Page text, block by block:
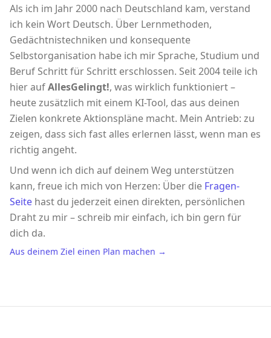
Als ich im Jahr 2000 nach Deutschland kam, verstand
ich kein Wort Deutsch. Über Lernmethoden,
Gedächtnistechniken und konsequente
Selbstorganisation habe ich mir Sprache, Studium und
Beruf Schritt für Schritt erschlossen. Seit 2004 teile ich
hier aufAllesGelingt!, was wirklich funktioniert –
heute zusätzlich mit einem KI-Tool, das aus deinen
Zielen konkrete Aktionspläne macht. Mein Antrieb: zu
zeigen, dass sich fast alles erlernen lässt, wenn man es
richtig angeht.
Und wenn ich dich auf deinem Weg unterstützen
kann, freue ich mich von Herzen: Über die Fragen-
Seite hast du jederzeit einen direkten, persönlichen
Draht zu mir – schreib mir einfach, ich bin gern für
dich da.
Aus deinem Ziel einen Plan machen →